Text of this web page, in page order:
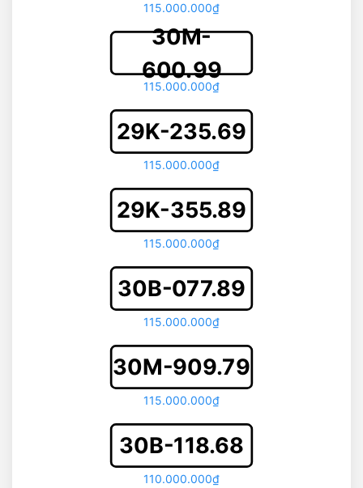
115.000.000₫
30M-
600.99
115.000.000₫
29K-235.69
115.000.000₫
29K-355.89
115.000.000₫
30B-077.89
115.000.000₫
30M-909.79
115.000.000₫
30B-118.68
110.000.000₫